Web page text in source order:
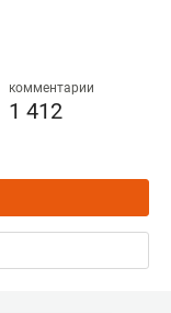
комментарии
1 412